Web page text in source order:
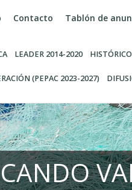
Contacto Tablón de
LEADER 2014-2020
(PEPAC 2023-2027)